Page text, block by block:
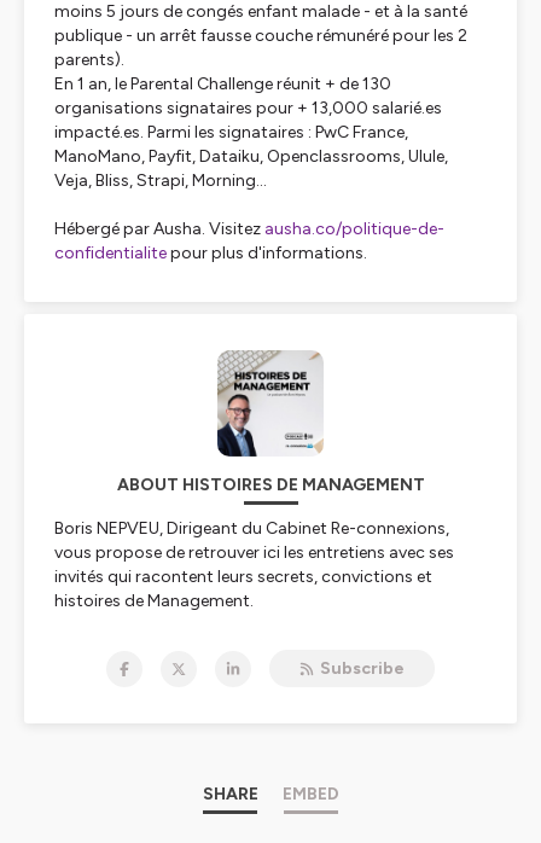
moins 5 jours de congés enfant malade - et à la santé
publique - un arrêt fausse couche rémunéré pour les 2
parents).
En 1 an, le Parental Challenge réunit + de 130
organisations signataires pour + 13,000 salarié.es
impacté.es. Parmi les signataires : PwC France,
ManoMano, Payfit, Dataiku, Openclassrooms, Ulule,
Veja, Bliss, Strapi, Morning…
Hébergé par Ausha. Visitez ausha.co/politique-de-
confidentialitepour plus d'informations.
ABOUT HISTOIRES DE MANAGEMENT
Boris NEPVEU, Dirigeant du Cabinet Re-connexions,
vous propose de retrouver ici les entretiens avec ses
invités qui racontent leurs secrets, convictions et
histoires de Management.
Hébergé par Ausha. Visitez
ausha.co/politique-de-
Subscribe
SHARE EMBED